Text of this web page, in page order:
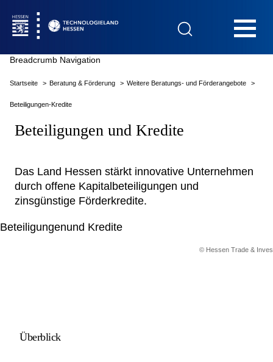
Das Technologieland
Innovationsfelder
Breadcrumb Navigation
Startseite Beratung & Förderung Weitere Beratungs- und Förderangebote
Beteiligungen-Kredite
Beteiligungen und Kredite
Das Land Hessen stärkt innovative Unternehmen
durch offene Kapitalbeteiligungen und
zinsgünstige Förderkredite.
© Hessen Trade &
Überblick